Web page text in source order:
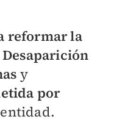
reformar la
y
por